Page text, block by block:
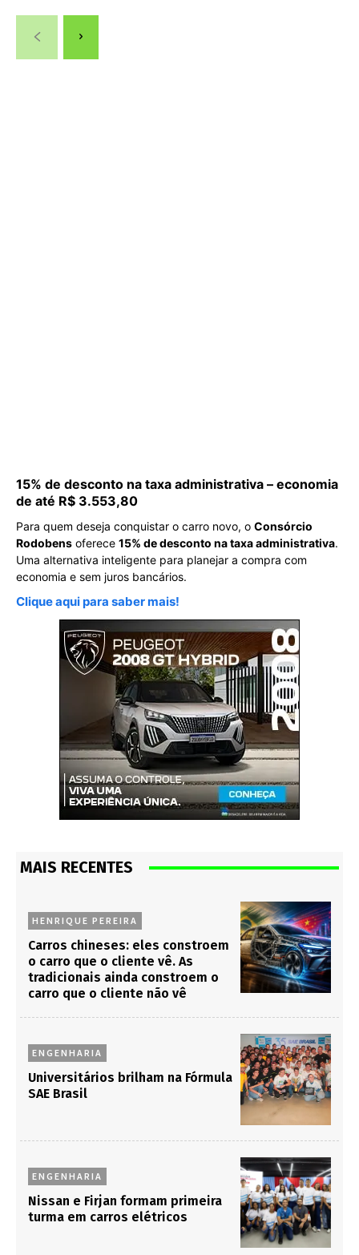
15% de desconto na taxa administrativa – economia
de até R$ 3.553,80
Para quem deseja conquistar o carro novo, o Consórcio
Rodobens oferece 15% de desconto na taxa administrativa.
Uma alternativa inteligente para planejar a compra com
economia e sem juros bancários.
Clique aqui para saber mais!
MAIS RECENTES
HENRIQUE PEREIRA
Carros chineses: eles constroem
o carro que o cliente vê. As
tradicionais ainda constroem o
carro que o cliente não vê
ENGENHARIA
Universitários brilham na Fórmula
SAE Brasil
ENGENHARIA
Nissan e Firjan formam primeira
turma em carros elétricos